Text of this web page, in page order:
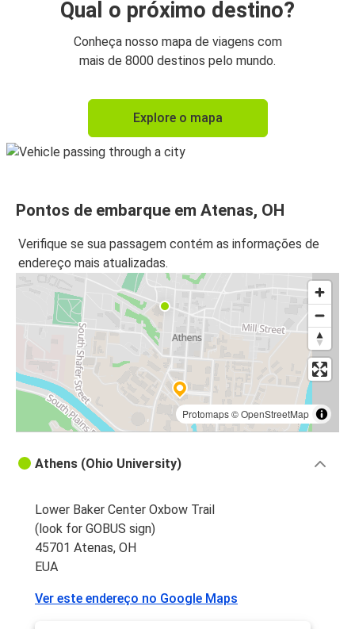
Qual o próximo destino?
Conheça nosso mapa de viagens com
mais de 8000 destinos pelo mundo.
Explore o mapa
Pontos de embarque em Atenas, OH
Verifique se sua passagem contém as informações de
endereço mais atualizadas.
Protomaps©OpenStreetMap
Athens (Ohio University)
Lower Baker Center Oxbow Trail
(look for GOBUS sign)
45701 Atenas, OH
EUA
Ver este endereço no Google Maps